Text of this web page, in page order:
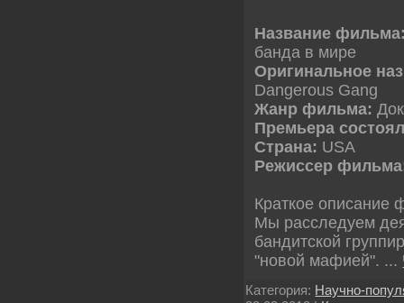
Название
банда в мире
Оригинальное
Dangerous Gang
Жанр фильма:
Премьера
Страна: USA
Режиссер
Краткое описание
Мы расследуем
бандитской
"новой мафией". ...
Категория: Научно-